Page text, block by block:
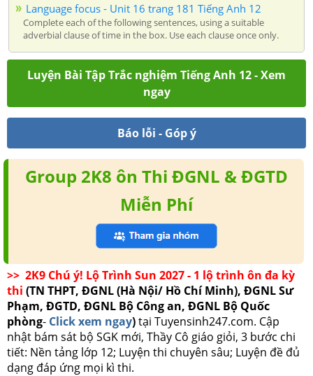
Language focus - Unit 16 trang 181 Tiếng Anh 12
Complete each of the following sentences, using a suitable
adverbial clause of time in the box. Use each clause once only.
Luyện Bài Tập Trắc nghiệm Tiếng Anh 12 - Xem
ngay
Báo lỗi - Góp ý
Group 2K8 ôn Thi ĐGNL & ĐGTD
Miễn Phí
>> 2K9 Chú ý! Lộ Trình Sun 2027 - 1 lộ trình ôn đa kỳ
thi (TN THPT, ĐGNL (Hà Nội/ Hồ Chí Minh), ĐGNL Sư
Phạm, ĐGTD, ĐGNL Bộ Công an, ĐGNL Bộ Quốc
phòng- Click xem ngay)tại Tuyensinh247.com. Cập
nhật bám sát bộ SGK mới, Thầy Cô giáo giỏi, 3 bước chi
tiết: Nền tảng lớp 12; Luyện thi chuyên sâu; Luyện đề đủ
dạng đáp ứng mọi kì thi.